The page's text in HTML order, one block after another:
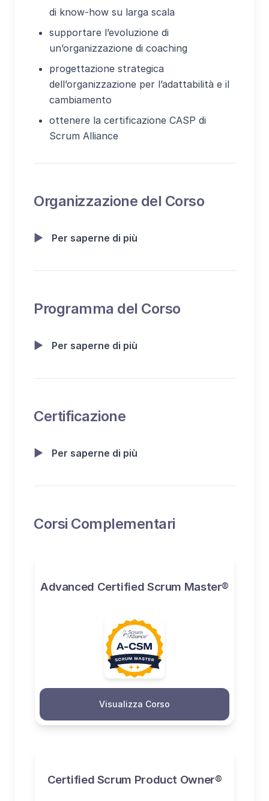
di know-how su larga scala
supportare l’evoluzione di
un’organizzazione di coaching
progettazione strategica
dell’organizzazione per l’adattabilità e il
cambiamento
ottenere la certificazione CASP di
Scrum Alliance
Organizzazione del Corso
▶ Per saperne di più
Programma del Corso
▶ Per saperne di più
Certificazione
▶ Per saperne di più
Corsi Complementari
Advanced Certified Scrum Master®
Visualizza Corso
Certified Scrum Product Owner®